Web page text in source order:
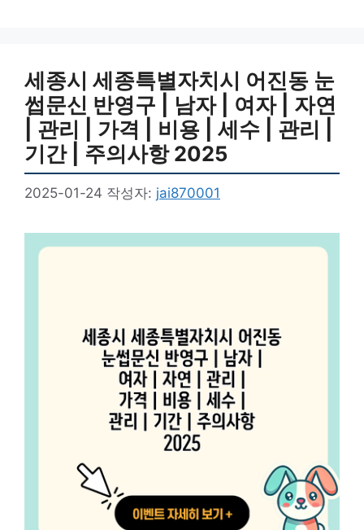
세종시 세종특별자치시 어진동 눈
썹문신 반영구 | 남자 | 여자 | 자연
| 관리 | 가격 | 비용 | 세수 | 관리 |
기간 | 주의사항 2025
2025-01-24 작성자: jai870001